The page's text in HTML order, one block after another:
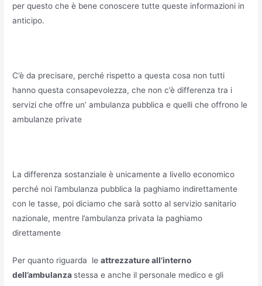
per questo che è bene conoscere tutte queste informazioni in
anticipo.
C’è da precisare, perché rispetto a questa cosa non tutti
hanno questa consapevolezza, che non c’è differenza tra i
servizi che offre un’ ambulanza pubblica e quelli che offrono le
ambulanze private
La differenza sostanziale è unicamente a livello economico
perché noi l’ambulanza pubblica la paghiamo indirettamente
con le tasse, poi diciamo che sarà sotto al servizio sanitario
nazionale, mentre l’ambulanza privata la paghiamo
direttamente
Per quanto riguarda leattrezzature all’interno
dell’ambulanza stessa e anche il personale medico e gli